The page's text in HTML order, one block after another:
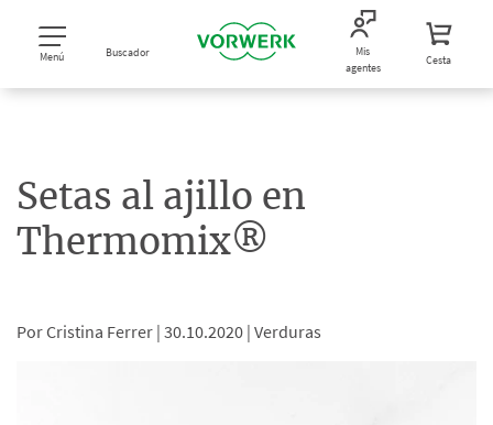
Menú Buscador
Mis
agentes
Cesta
Setas al ajillo en
Thermomix®
Por Cristina Ferrer | 30.10.2020 | Verduras